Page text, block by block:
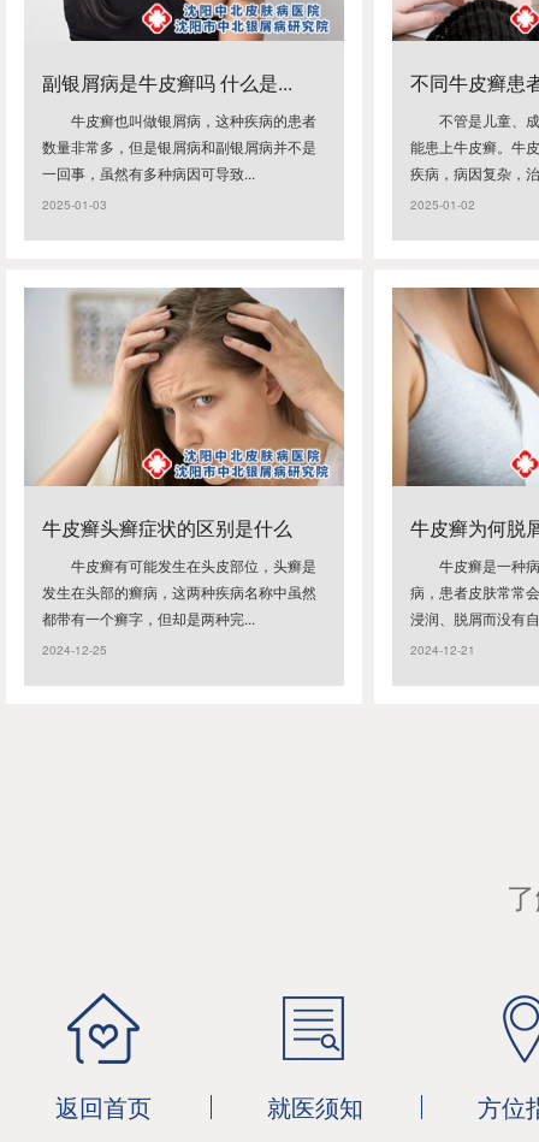
副银屑病是牛皮癣吗 什么是...
牛皮癣也叫做银屑病，这种疾病的患者
数量非常多，但是银屑病和副银屑病并不是
一回事，虽然有多种病因可导致...
2025-01-03
不同牛皮癣患
不管是儿童、
能患上牛皮癣。牛
疾病，病因复杂，
2025-01-02
牛皮癣头癣症状的区别是什么
牛皮癣有可能发生在头皮部位，头癣是
发生在头部的癣病，这两种疾病名称中虽然
都带有一个癣字，但却是两种完...
2024-12-25
牛皮癣为何脱
牛皮癣是一种
病，患者皮肤常常
浸润、脱屑而没有
2024-12-21
返回首页 就医须知 方位